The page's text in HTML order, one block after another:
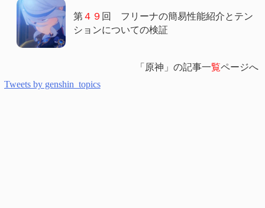
第４９ 回 フリーナの簡易性能紹介とテン
ションについての検証
「原神」の記事一覧ページへ
Tweets by genshin_topics